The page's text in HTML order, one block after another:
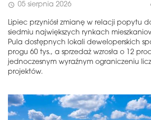
schedule 05 sierpnia 2026
Lipiec przyniósł zmianę w relacji popytu
siedmiu największych rynkach
Pula dostępnych lokali deweloperskich
progu 60 tys., a sprzedaż wzrosła o 12
jednoczesnym wyraźnym ograniczeniu
projektów.